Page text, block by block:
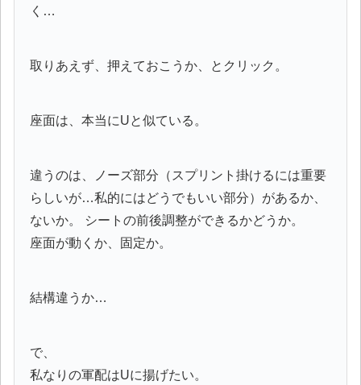
く…
取りあえず、押えておこうか、とクリック。
座面は、本当にUと似ている。
違うのは、ノーズ部分（スプリント掛けるには重要
らしいが…私的にはどうでもいい部分）があるか、
ないか。 シートの前後調整ができるかどうか。
座面が動くか、固定か。
結構違うか…
で、
私なりの軍配はUに揚げたい。